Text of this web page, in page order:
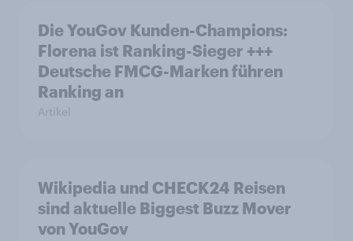
Die YouGov Kunden-Champions:
Florena ist Ranking-Sieger +++
Deutsche FMCG-Marken führen
Ranking an
Artikel
Wikipedia und CHECK24 Reisen
sind aktuelle Biggest Buzz Mover
von YouGov